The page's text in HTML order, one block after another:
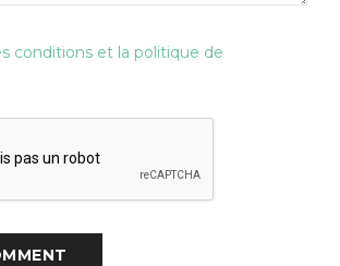
conditions et la politique de